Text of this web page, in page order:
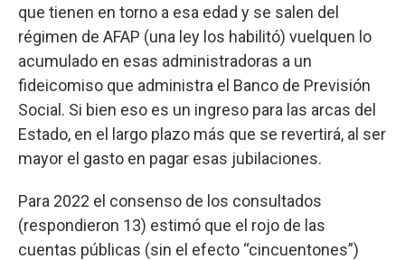
que tienen en torno a esa edad y se salen del
régimen de AFAP (una ley los habilitó) vuelquen lo
acumulado en esas administradoras a un
fideicomiso que administra el Banco de Previsión
Social. Si bien eso es un ingreso para las arcas del
Estado, en el largo plazo más que se revertirá, al ser
mayor el gasto en pagar esas jubilaciones.
Para 2022 el consenso de los consultados
(respondieron 13) estimó que el rojo de las
cuentas públicas (sin el efecto “cincuentones”)